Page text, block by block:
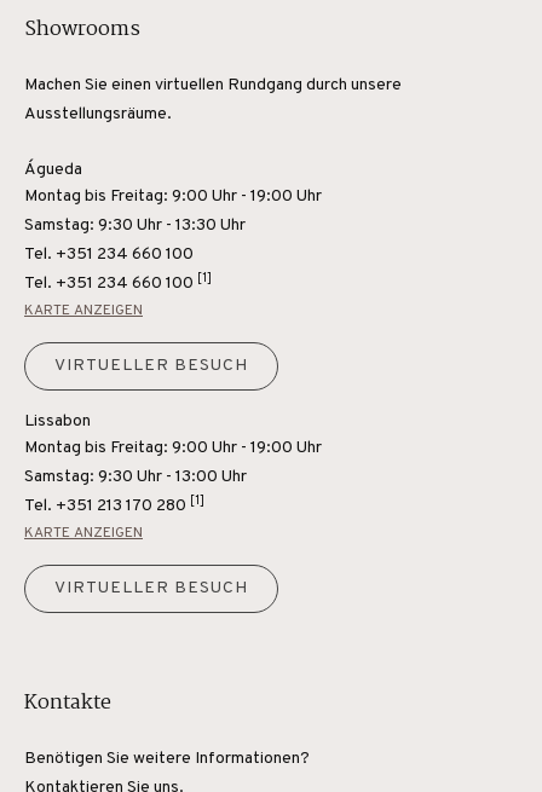
Showrooms
Machen Sie einen virtuellen Rundgang durch unsere
Ausstellungsräume.
Águeda
Montag bis Freitag: 9:00 Uhr - 19:00 Uhr
Samstag: 9:30 Uhr - 13:30 Uhr
Tel. +351 234 660 100
Tel. +351 234 660 100 [1]
KARTE ANZEIGEN
VIRTUELLER BESUCH
Lissabon
Montag bis Freitag: 9:00 Uhr - 19:00 Uhr
Samstag: 9:30 Uhr - 13:00 Uhr
Tel. +351 213 170 280 [1]
KARTE ANZEIGEN
VIRTUELLER BESUCH
Kontakte
Benötigen Sie weitere Informationen?
Kontaktieren Sie uns.